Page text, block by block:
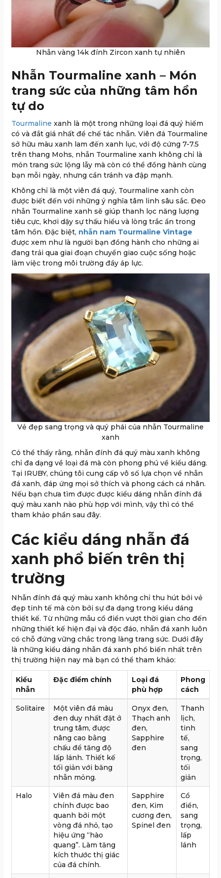
Nhẫn vàng 14k đính Zircon xanh tự nhiên
Nhẫn Tourmaline xanh – Món
trang sức của những tâm hồn
tự do
Tourmaline xanh là một trong những loại đá quý hiếm
có và đắt giá nhất để chế tác nhẫn. Viên đá Tourmaline
sở hữu màu xanh lam đến xanh lục, với độ cứng 7-7.5
trên thang Mohs, nhẫn Tourmaline xanh không chỉ là
món trang sức lộng lẫy mà còn có thể đồng hành cùng
bạn mỗi ngày, nhưng cần tránh va đập mạnh.
Không chỉ là một viên đá quý, Tourmaline xanh còn
được biết đến với những ý nghĩa tâm linh sâu sắc. Đeo
nhẫn Tourmaline xanh sẽ giúp thanh lọc năng lượng
tiêu cực, khơi dậy sự thấu hiểu và lòng trắc ẩn trong
tâm hồn. Đặc biệt, nhẫn nam Tourmaline Vintage
được xem như là người bạn đồng hành cho những ai
đang trải qua giai đoạn chuyển giao cuộc sống hoặc
làm việc trong môi trường đầy áp lực.
Vẻ đẹp sang trọng và quý phái của nhẫn Tourmaline
xanh
Có thể thấy rằng, nhẫn đính đá quý màu xanh không
chỉ đa dạng về loại đá mà còn phong phú về kiểu dáng.
Tại IRUBY, chúng tôi cung cấp vô số lựa chọn về nhẫn
đá xanh, đáp ứng mọi sở thích và phong cách cá nhân.
Nếu bạn chưa tìm được được kiểu dáng nhẫn đính đá
quý màu xanh nào phù hợp với mình, vậy thì có thể
tham khảo phần sau đây.
Các kiểu dáng nhẫn đá
xanh phổ biến trên thị
trường
Nhẫn đính đá quý màu xanh không chỉ thu hút bởi vẻ
đẹp tinh tế mà còn bởi sự đa dạng trong kiểu dáng
thiết kế. Từ những mẫu cổ điển vượt thời gian cho đến
những thiết kế hiện đại và độc đáo, nhẫn đá xanh luôn
có chỗ đứng vững chắc trong làng trang sức. Dưới đây
là những kiểu dáng nhẫn đá xanh phổ biến nhất trên
thị trường hiện nay mà bạn có thể tham khảo:
Kiểu
nhẫn
Đặc điểm chính
Loại đá
phù hợp
Phong
cách
Solitaire
Một viên đá màu
đen duy nhất đặt ở
trung tâm, được
nâng cao bằng
chấu để tăng độ
lấp lánh. Thiết kế
tối giản với băng
nhẫn mỏng.
Onyx đen,
Thạch anh
đen,
Sapphire
đen
Thanh
lịch,
tinh
tế,
sang
trọng,
tối
giản
Halo
Viên đá màu đen
chính được bao
quanh bởi một
vòng đá nhỏ, tạo
hiệu ứng “hào
quang”. Làm tăng
kích thước thị giác
của đá chính.
Sapphire
đen, Kim
cương đen,
Spinel đen
Cổ
điển,
sang
trọng,
lấp
lánh